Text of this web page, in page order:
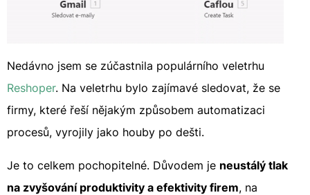
Nedávno jsem se zúčastnila populárního veletrhu
Reshoper. Na veletrhu bylo zajímavé sledovat, že se
firmy, které řeší nějakým způsobem automatizaci
procesů, vyrojily jako houby po dešti.
Je to celkem pochopitelné. Důvodem je neustálý tlak
na zvyšování produktivity a efektivity firem, na